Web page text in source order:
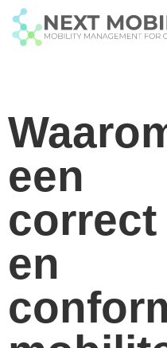
een
correct
en